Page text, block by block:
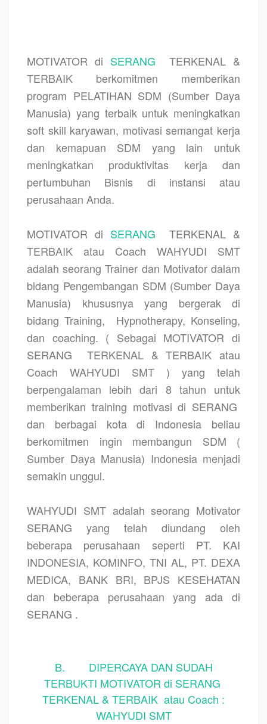
MOTIVATOR di SERANG
TERKENAL &
TERBAIK berkomitmen memberikan
program PELATIHAN SDM (Sumber Daya
Manusia) yang terbaik untuk meningkatkan
soft skill karyawan, motivasi semangat kerja
dan kemapuan SDM yang lain untuk
meningkatkan produktivitas kerja dan
pertumbuhan Bisnis di instansi atau
perusahaan Anda.
MOTIVATOR di SERANG
TERKENAL &
TERBAIK atau Coach WAHYUDI SMT
adalah seorang Trainer dan Motivator dalam
bidang Pengembangan SDM (Sumber Daya
Manusia) khususnya yang bergerak di
bidang Training,
Hypnotherapy, Konseling,
dan coaching. ( Sebagai MOTIVATOR di
SERANG
TERKENAL & TERBAIK atau
Coach WAHYUDI SMT ) yang telah
berpengalaman lebih dari 8 tahun untuk
memberikan training motivasi di SERANG
dan berbagai kota di Indonesia beliau
berkomitmen ingin membangun SDM (
Sumber Daya Manusia) Indonesia menjadi
semakin unggul.
WAHYUDI SMT adalah seorang Motivator
SERANG yang telah diundang oleh
beberapa perusahaan seperti PT. KAI
INDONESIA, KOMINFO, TNI AL, PT. DEXA
MEDICA, BANK BRI, BPJS KESEHATAN
dan beberapa perusahaan yang ada di
SERANG .
B. DIPERCAYA DAN SUDAH
TERBUKTI MOTIVATOR di SERANG
TERKENAL & TERBAIK atau Coach :
WAHYUDI SMT